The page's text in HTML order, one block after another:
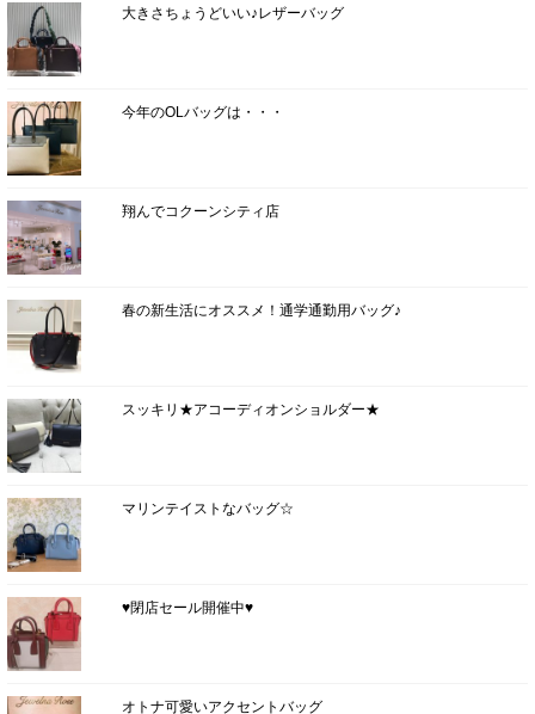
大きさちょうどいい♪レザーバッグ
今年のOLバッグは・・・
翔んでコクーンシティ店
春の新生活にオススメ！通学通勤用バッグ♪
スッキリ★アコーディオンショルダー★
マリンテイストなバッグ☆
♥閉店セール開催中♥
オトナ可愛いアクセントバッグ